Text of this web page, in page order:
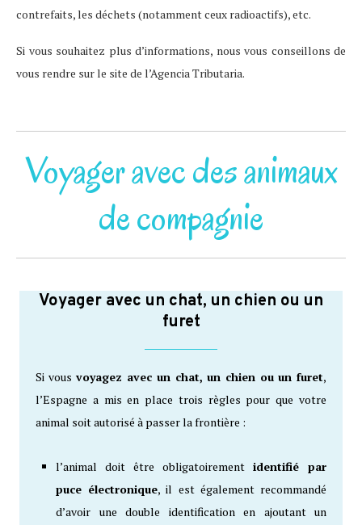
contrefaits, les déchets (notamment ceux radioactifs), etc.
Si vous souhaitez plus d’informations, nous vous conseillons de
vous rendre sur le site de l’Agencia Tributaria.
Voyager avec des animaux
de compagnie
Voyager avec un chat, un chien ou un
furet
Si vous voyagez avec un chat, un chien ou un furet,
l’Espagne a mis en place trois règles pour que votre
animal soit autorisé à passer la frontière :
l’animal doit être obligatoirement identifié par
puce électronique, il est également recommandé
d’avoir une double identification en ajoutant un